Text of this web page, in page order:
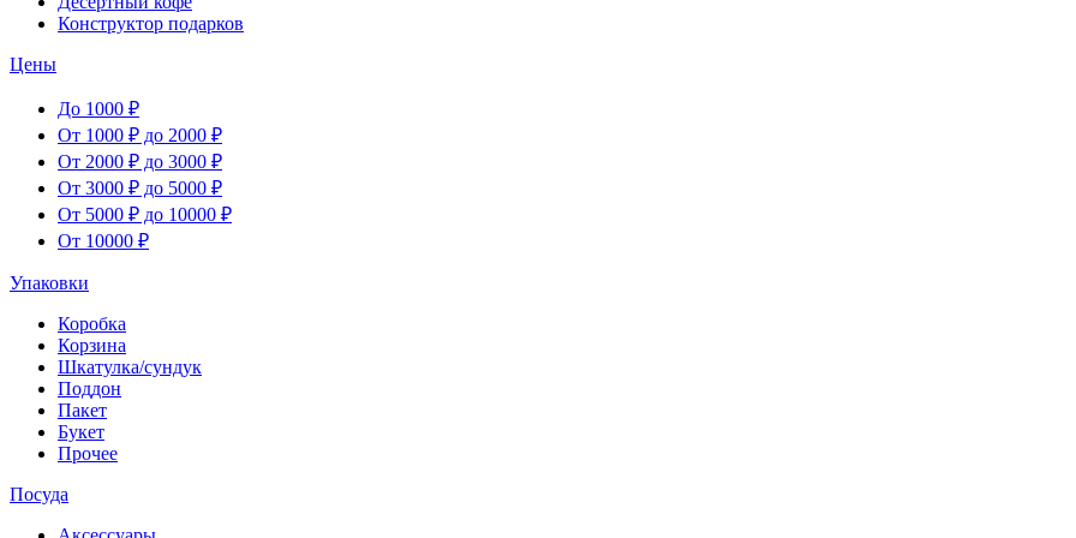
Конструктор подарков
Цены
До 1000 ₽
От 1000 ₽ до 2000 ₽
От 2000 ₽ до 3000 ₽
От 3000 ₽ до 5000 ₽
От 5000 ₽ до 10000 ₽
От 10000 ₽
Упаковки
Коробка
Корзина
Шкатулка/сундук
Поддон
Пакет
Букет
Прочее
Посуда